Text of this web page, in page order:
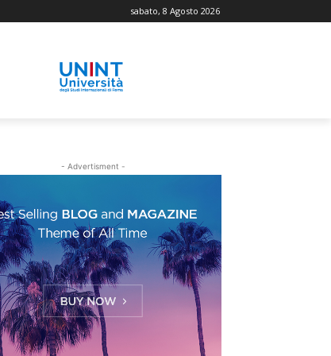
sabato, 8 Agosto 2026
- Advertisment -